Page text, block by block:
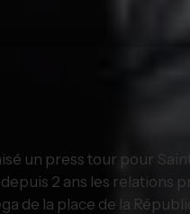
un press tour pour
2 ans les relations
de la place de la